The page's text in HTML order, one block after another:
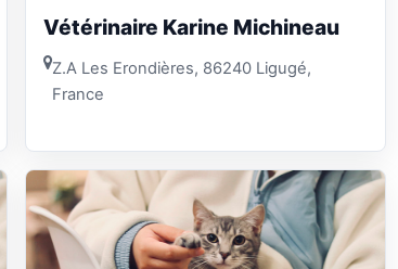
Vétérinaire Karine Michineau
Z.A Les Erondières, 86240 Ligugé,
France